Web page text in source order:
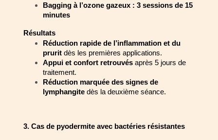
Bagging à l’ozone gazeux : 3 sessions de 15
minutes
Résultats
Réduction rapide de l’inflammation et du
prurit dès les premières applications.
Appui et confort retrouvés après 5 jours de
traitement.
Réduction marquée des signes de
lymphangite dès la deuxième séance.
3. Cas de pyodermite avec bactéries résistantes